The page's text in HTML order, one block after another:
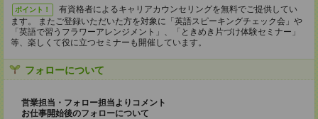
ポイント！
有資格者によるキャリアカウンセリングを無料でご提供してい
ます。 またご登録いただいた方を対象に「英語スピーキングチェック会」や
「英語で習うフラワーアレンジメント」、「ときめき片づけ体験セミナー」
等、楽しくて役に立つセミナーも開催しています。
フォローについて
営業担当・フォロー担当よりコメント
お仕事開始後のフォローについて